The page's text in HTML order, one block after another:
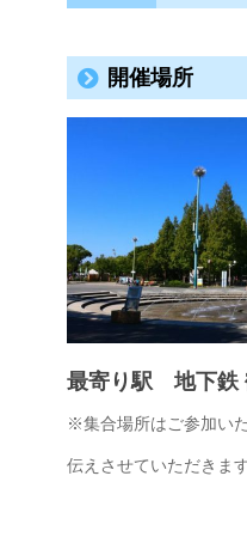
開催場所
最寄り駅 地下鉄
※集合場所はご参加い
伝えさせていただきます